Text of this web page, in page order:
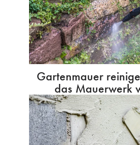
Gartenmauer
das Mauerwerk